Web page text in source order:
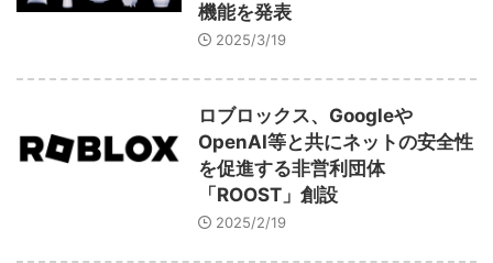
機能を発表
2025/3/19
ロブロックス、Googleや
OpenAI等と共にネットの安全性
を促進する非営利団体
「ROOST」創設
2025/2/19